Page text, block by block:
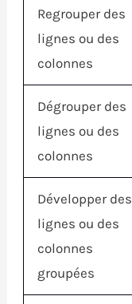
Regrouper des
lignes ou des
colonnes
Dégrouper des
lignes ou des
colonnes
Développer des
lignes ou des
colonnes
groupées